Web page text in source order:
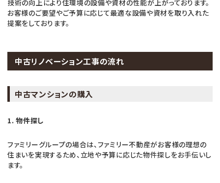
技術の向上により住環境の設備や資材の性能が上がっております。
お客様のご要望やご予算に応じて最適な設備や資材を取り入れた
提案をしております。
中古リノベーション工事の流れ
中古マンションの購入
1. 物件探し
ファミリーグループの場合は、ファミリー不動産がお客様の理想の
住まいを実現するため、立地や予算に応じた物件探しをお手伝いし
ます。